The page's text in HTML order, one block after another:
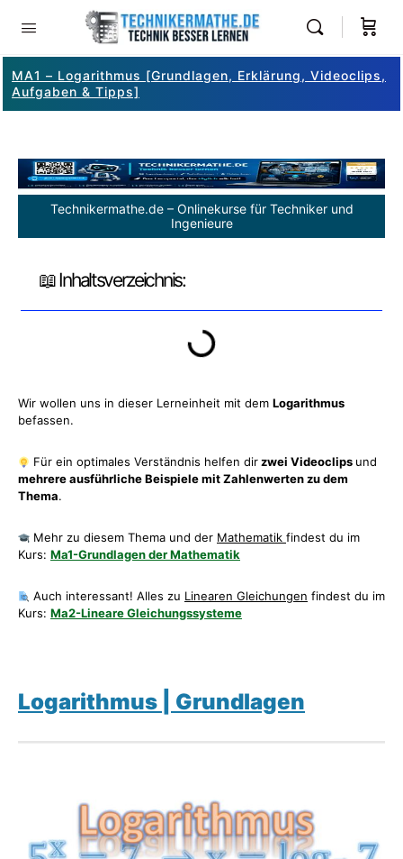
MA1 – Logarithmus [Grundlagen, Erklärung, Videoclips,
Aufgaben & Tipps]
Technikermathe.de – Onlinekurse für Techniker und
Ingenieure
📖 Inhaltsverzeichnis:
Wir wollen uns in dieser Lerneinheit mit dem Logarithmus
befassen.
Für ein optimales Verständnis helfen dirzwei Videoclips und
mehrere ausführliche Beispiele mit Zahlenwerten zu dem
Thema.
Mehr zu diesem Thema und der Mathematik findest du im
Kurs: Ma1-Grundlagen der Mathematik
Auch interessant! Alles zu Linearen Gleichungen findest du im
Kurs: Ma2-Lineare Gleichungssysteme
Logarithmus | Grundlagen